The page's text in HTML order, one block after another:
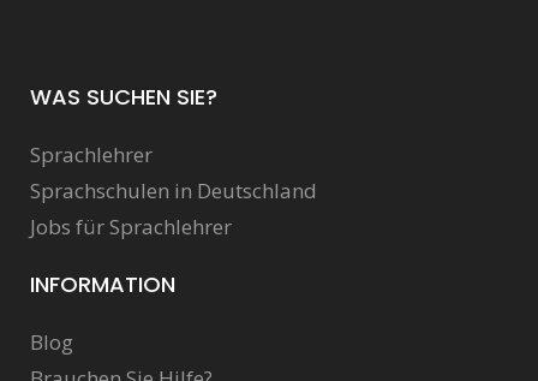
WAS SUCHEN SIE?
Sprachlehrer
Sprachschulen in Deutschland
Jobs für Sprachlehrer
INFORMATION
Blog